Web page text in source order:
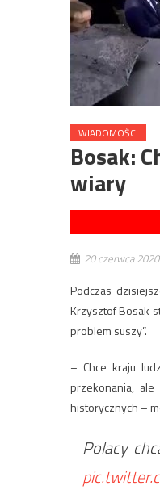
WIADOMOŚCI
Bosak:
wiary
20 czerwca 2020
Podczas
Krzysztof Bosak
problem suszy”.
– Chce kraju
przekonania,
historycznych –
Polacy